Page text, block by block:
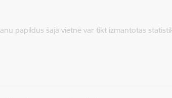
papildus šajā vietnē var tikt izmantotas